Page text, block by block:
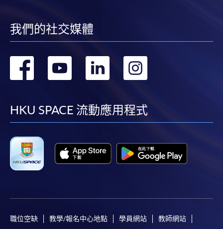
我們的社交媒體
轉
facebook
轉
youtube
轉
linkedin
轉
HKU SPACE 流動應用程式
職位空缺 教學/報名中心地點 學員網站 教師網站